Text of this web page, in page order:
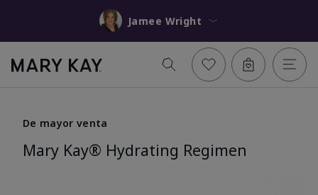
Jamee Wright
De mayor venta
Mary Kay® Hydrating Regimen